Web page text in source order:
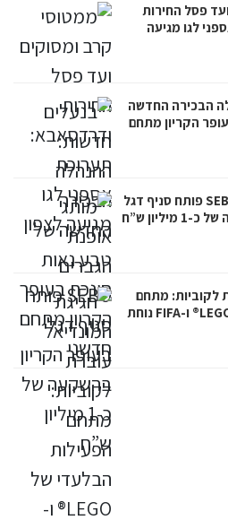
פסל החירות
לגו מגיעה
הבכירה החדשה
הקריון מתחם
מותג אופנת הגברים SEBO פותח סניף דגל
ש”ח
לקוביות: מתחם
הפעילות הבלעדי של LEGO® ו-FIFA נוחת